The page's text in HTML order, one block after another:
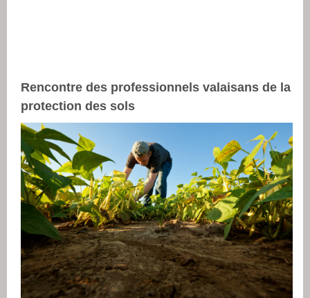
Rencontre des professionnels valaisans de la
protection des sols